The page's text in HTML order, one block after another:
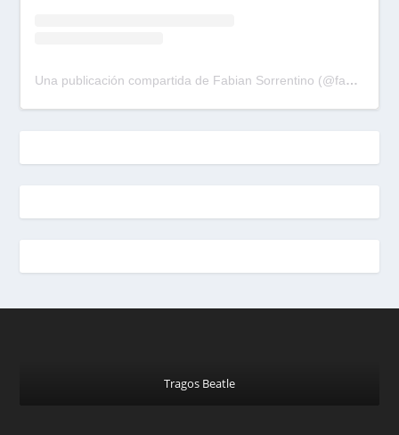
Una publicación compartida de Fabian Sorrentino (@fabiansonria)
Tragos Beatle